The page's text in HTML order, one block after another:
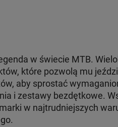
w świecie MTB.
które pozwolą mu
aby sprostać
i zestawy bezdętkowe.
w najtrudniejszych